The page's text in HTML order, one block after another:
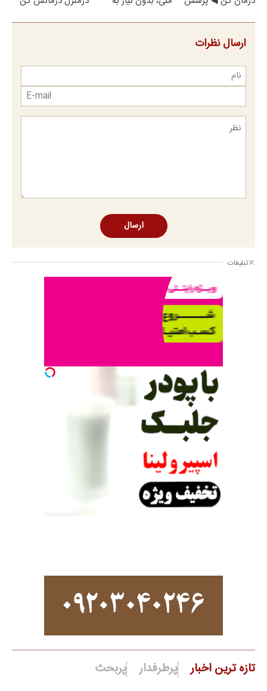
ارسال نظرات
ارسال
تبلیغات
تازه ترین اخبار پرطرفدار پربحث